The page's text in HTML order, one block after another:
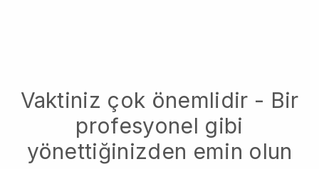
Vaktiniz çok önemlidir - Bir
profesyonel gibi
yönettiğinizden emin olun